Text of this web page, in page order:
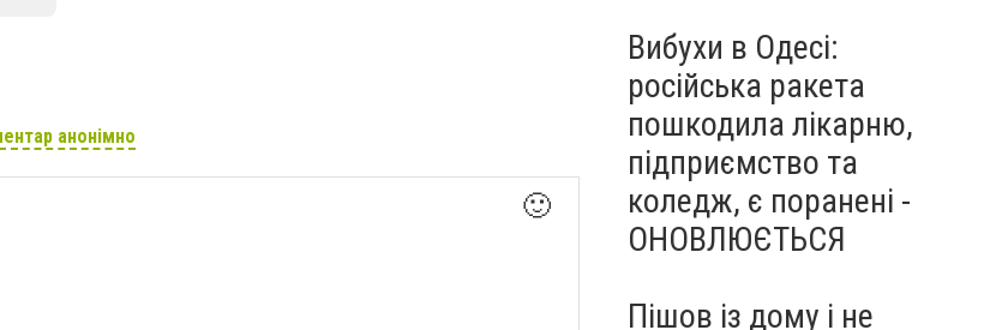
анонімно
🙂
Вибухи в Одесі:
російська ракета
пошкодила лікарню,
підприємство та
коледж, є поранені -
ОНОВЛЮЄТЬСЯ
Пішов із дому і не